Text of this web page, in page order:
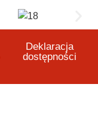
Deklaracja
dostępności